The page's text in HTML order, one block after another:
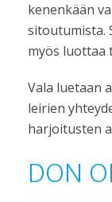
kenenkään
sitoutumista.
myös luottaa
Vala luetaan
leirien
harjoitusten
DON